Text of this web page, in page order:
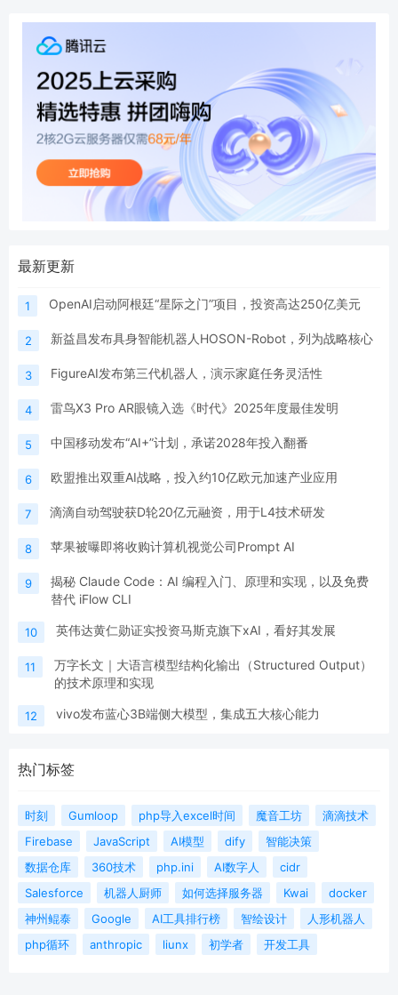
最新更新
1 OpenAI启动阿根廷“星际之门”项目，投资高达250亿美元
2 新益昌发布具身智能机器人HOSON-Robot，列为战略核心
3 FigureAI发布第三代机器人，演示家庭任务灵活性
4 雷鸟X3 Pro AR眼镜入选《时代》2025年度最佳发明
5 中国移动发布“AI+”计划，承诺2028年投入翻番
6 欧盟推出双重AI战略，投入约10亿欧元加速产业应用
7 滴滴自动驾驶获D轮20亿元融资，用于L4技术研发
8 苹果被曝即将收购计算机视觉公司Prompt AI
9
揭秘 Claude Code：AI 编程入门、原理和实现，以及免费
替代 iFlow CLI
10 英伟达黄仁勋证实投资马斯克旗下xAI，看好其发展
11
万字长文｜大语言模型结构化输出（Structured Output）
的技术原理和实现
12 vivo发布蓝心3B端侧大模型，集成五大核心能力
热门标签
时刻 Gumloop php导入excel时间 魔音工坊
滴滴技术
Firebase
JavaScript AI模型 dify
智能决策
数据仓库
360技术 php.ini AI数字人
cidr
Salesforce
机器人厨师 如何选择服务器 Kwai
docker
神州鲲泰
Google AI工具排行榜 智绘设计
人形机器人
php循环
anthropic liunx 初学者 开发工具